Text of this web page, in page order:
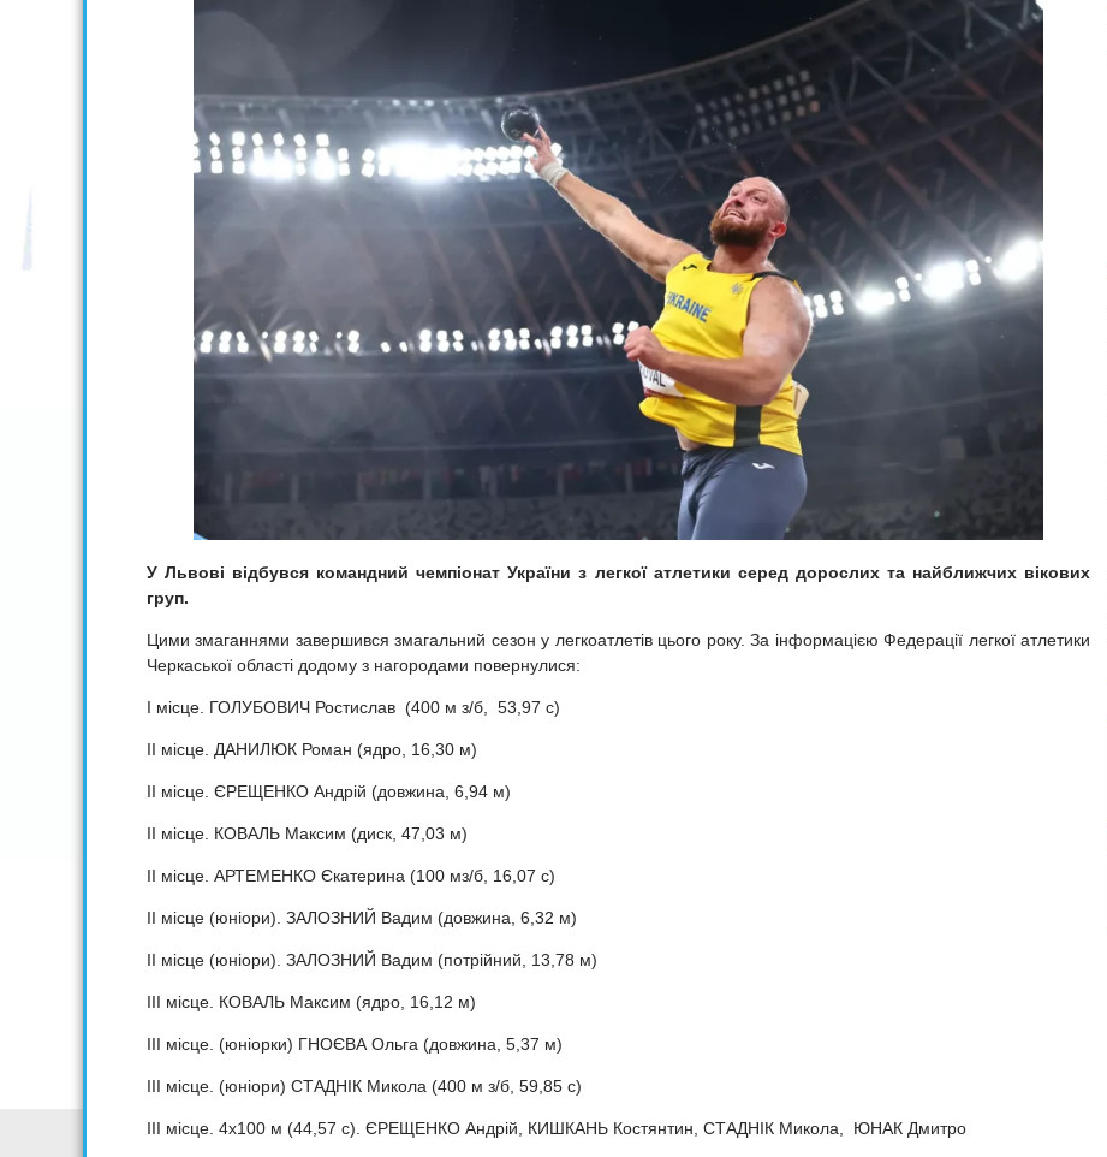
У Львові відбувся командний чемпіонат України з легкої атлетики серед дорослих та найближчих вікових
груп.
Цими змаганнями завершився змагальний сезон у легкоатлетів цього року. За інформацією Федерації легкої атлетики
Черкаської області додому з нагородами повернулися:
І місце. ГОЛУБОВИЧ Ростислав (400 м з/б, 53,97 с)
ІІ місце. ДАНИЛЮК Роман (ядро, 16,30 м)
ІІ місце. ЄРЕЩЕНКО Андрій (довжина, 6,94 м)
ІІ місце. КОВАЛЬ Максим (диск, 47,03 м)
ІІ місце. АРТЕМЕНКО Єкатерина (100 мз/б, 16,07 с)
ІІ місце (юніори). ЗАЛОЗНИЙ Вадим (довжина, 6,32 м)
ІІ місце (юніори). ЗАЛОЗНИЙ Вадим (потрійний, 13,78 м)
ІІІ місце. КОВАЛЬ Максим (ядро, 16,12 м)
ІІІ місце. (юніорки) ГНОЄВА Ольга (довжина, 5,37 м)
ІІІ місце. (юніори) СТАДНІК Микола (400 м з/б, 59,85 с)
ІІІ місце. 4х100 м (44,57 с). ЄРЕЩЕНКО Андрій, КИШКАНЬ Костянтин, СТАДНІК Микола, ЮНАК Дмитро